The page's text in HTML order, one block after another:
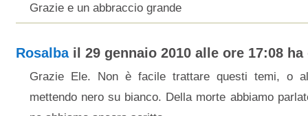
Grazie e un abbraccio grande
Rosalbail 29 gennaio 2010 alle ore 17:08 ha
Grazie Ele. Non è facile trattare questi temi, o
mettendo nero su bianco. Della morte abbiamo